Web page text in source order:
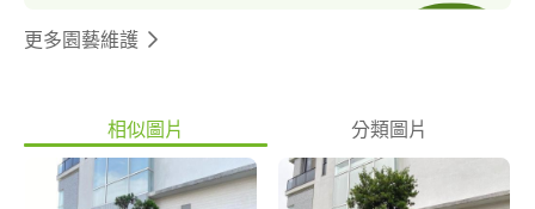
更多園藝維護
相似圖片 分類圖片